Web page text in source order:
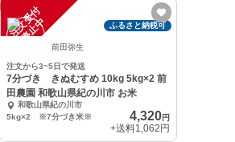
注
文
受
付
停
止
中 ふるさと納税可
前田弥生
注文から3~5日で発送
7分づき きぬむすめ 10kg 5kg×2 前
田農園 和歌山県紀の川市 お米
和歌山県紀の川市
5kg×2 ※7分づき米※
4,320円
+送料1,062円